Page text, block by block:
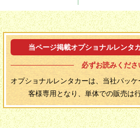
当ページ掲載オプショナルレンタ
必ずお読みくださ
オプショナルレンタカーは、当社パッ
客様専用となり、単体での販売は